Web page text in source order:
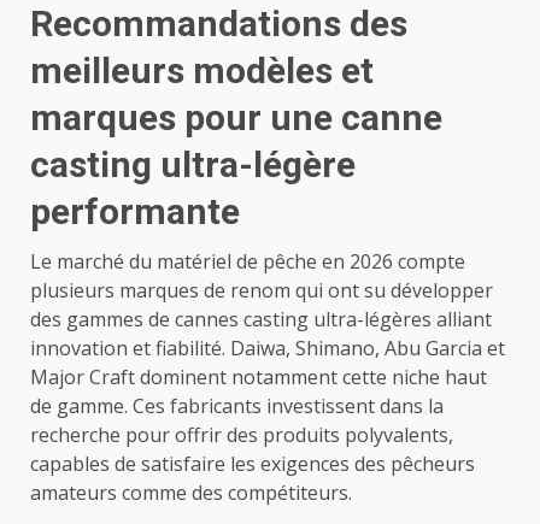
Recommandations des
meilleurs modèles et
marques pour une canne
casting ultra-légère
performante
Le marché du matériel de pêche en 2026 compte
plusieurs marques de renom qui ont su développer
des gammes de cannes casting ultra-légères alliant
innovation et fiabilité. Daiwa, Shimano, Abu Garcia et
Major Craft dominent notamment cette niche haut
de gamme. Ces fabricants investissent dans la
recherche pour offrir des produits polyvalents,
capables de satisfaire les exigences des pêcheurs
amateurs comme des compétiteurs.